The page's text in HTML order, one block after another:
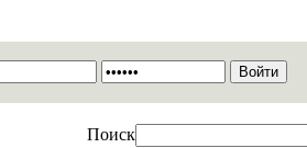
Поиск